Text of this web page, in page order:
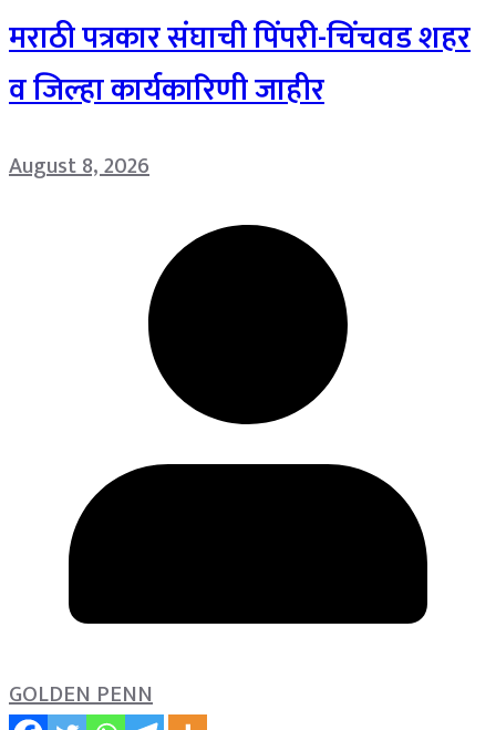
मराठी पत्रकार संघाची पिंपरी-चिंचवड शहर
व जिल्हा कार्यकारिणी जाहीर
August 8, 2026
GOLDEN PENN